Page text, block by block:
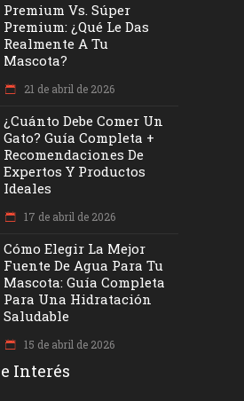
Premium Vs. Súper
Premium: ¿Qué Le Das
Realmente A Tu
Mascota?
21 de abril de 2026
¿Cuánto Debe Comer Un
Gato? Guía Completa +
Recomendaciones De
Expertos Y Productos
Ideales
17 de abril de 2026
Cómo Elegir La Mejor
Fuente De Agua Para Tu
Mascota: Guía Completa
Para Una Hidratación
Saludable
15 de abril de 2026
Interés